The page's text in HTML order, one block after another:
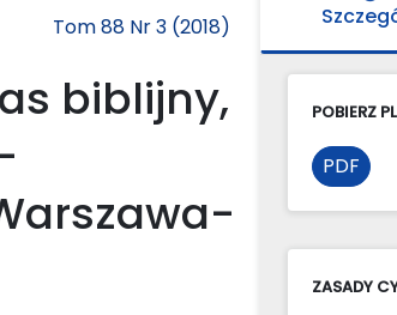
Tom 88 Nr 3 (2018)
biblijny,
POBIERZ
PDF
ZASADY